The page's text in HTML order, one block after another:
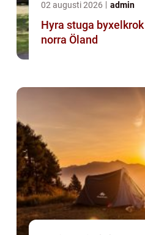
02 augusti 2026 admin
Hyra stuga byxelkrok havsnära lugn på
norra Öland